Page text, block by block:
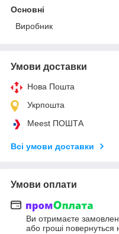
Основні
Виробник
Умови доставки
Нова Пошта
Укрпошта
Meest ПОШТА
Всі умови доставки
Умови оплати
Ви отримаєте
або гроші повернуться